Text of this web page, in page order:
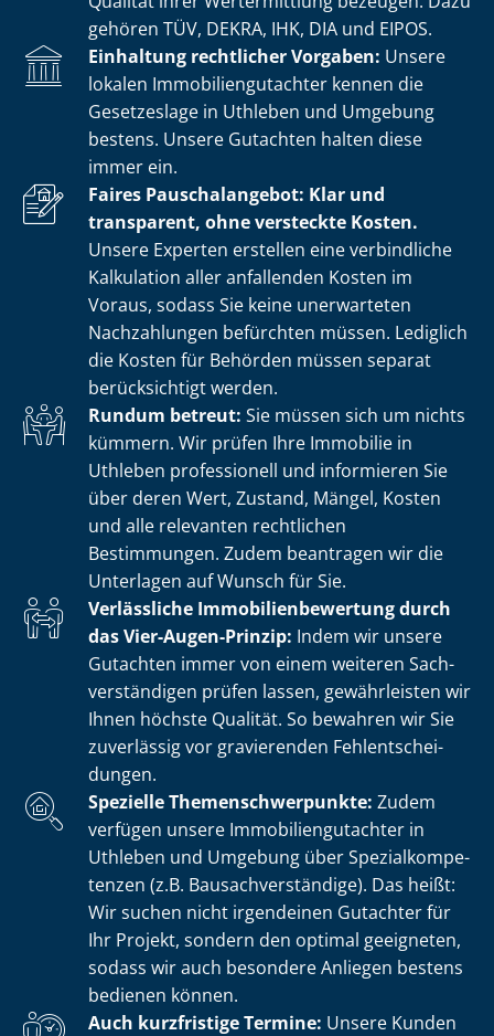
gehören TÜV, DEKRA, IHK, DIA und EIPOS.
Einhaltung rechtlicher Vorgaben: Unsere
lokalen Im­mo­bi­li­en­gut­ach­ter kennen die
Gesetzeslage in Uthleben und Umgebung
bestens. Unsere Gutachten halten diese
immer ein.
Faires Pauschalangebot: Klar und
transparent, ohne versteckte Kosten.
Unsere Experten erstellen eine verbindliche
Kalkulation aller anfallenden Kosten im
Voraus, sodass Sie keine unerwarteten
Nachzahlungen befürchten müssen. Lediglich
die Kosten für Behörden müssen separat
berücksichtigt werden.
Rundum betreut: Sie müssen sich um nichts
kümmern. Wir prüfen Ihre Immobilie in
Uthleben professionell und informieren Sie
über deren Wert, Zustand, Mängel, Kosten
und alle relevanten rechtlichen
Bestimmungen. Zudem beantragen wir die
Unterlagen auf Wunsch für Sie.
Verlässliche Im­mo­bi­li­en­be­wer­tung durch
das Vier-Augen-Prinzip: Indem wir unsere
Gutachten immer von einem weiteren Sach­
ver­stän­di­gen prüfen lassen, gewährleisten wir
Ihnen höchste Qualität. So bewahren wir Sie
zuverlässig vor gravierenden Fehl­ent­schei­
dun­gen.
Spezielle The­men­schwer­punk­te: Zudem
verfügen unsere Im­mo­bi­li­en­gut­ach­ter in
Uthleben und Umgebung über Spe­zi­al­kom­pe­
ten­zen (z.B. Bau­sach­ver­stän­di­ge). Das heißt:
Wir suchen nicht irgendeinen Gutachter für
Ihr Projekt, sondern den optimal geeigneten,
sodass wir auch besondere Anliegen bestens
bedienen können.
Auch kurzfristige Termine: Unsere Kunden